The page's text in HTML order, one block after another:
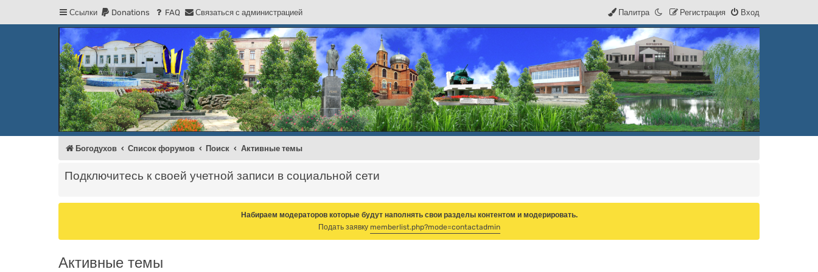
Ссылки Donations FAQ Связаться с администрацией Вход
Регистрация
Палитра
Регистрация
Форум Богодухова
Богодухов
Богодухов Список форумов Поиск Активные темы
Подключитесь к своей учетной записи в социальной сети
Набираем модераторов которые будут наполнять свои разделы контентом и модерировать.
Подать заявку memberlist.php?mode=contactadmin
Активные темы